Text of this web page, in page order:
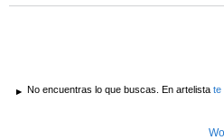
No encuentras lo que buscas. En artelista te